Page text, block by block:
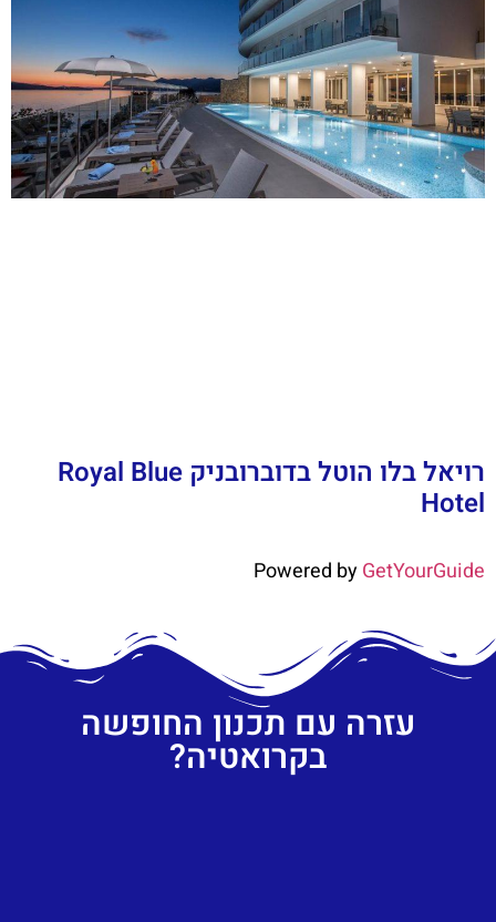
רויאל בלו הוטל בדוברובניק Royal Blue
Hotel
Powered byGetYourGuide
עזרה עם תכנון החופשה
בקרואטיה?